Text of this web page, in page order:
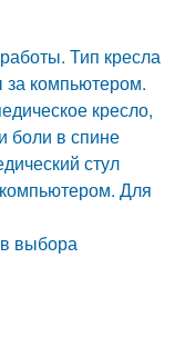
Тип кресла
за компьютером.
кресло,
боли в спине
стул
Для
выбора